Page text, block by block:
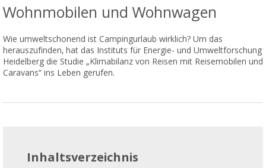
Wohnmobilen und Wohnwagen
Wie umweltschonend ist Campingurlaub wirklich? Um das
herauszufinden, hat das Instituts für Energie- und Umweltforschung
Heidelberg die Studie „Klimabilanz von Reisen mit Reisemobilen und
Caravans“ ins Leben gerufen.
Inhaltsverzeichnis